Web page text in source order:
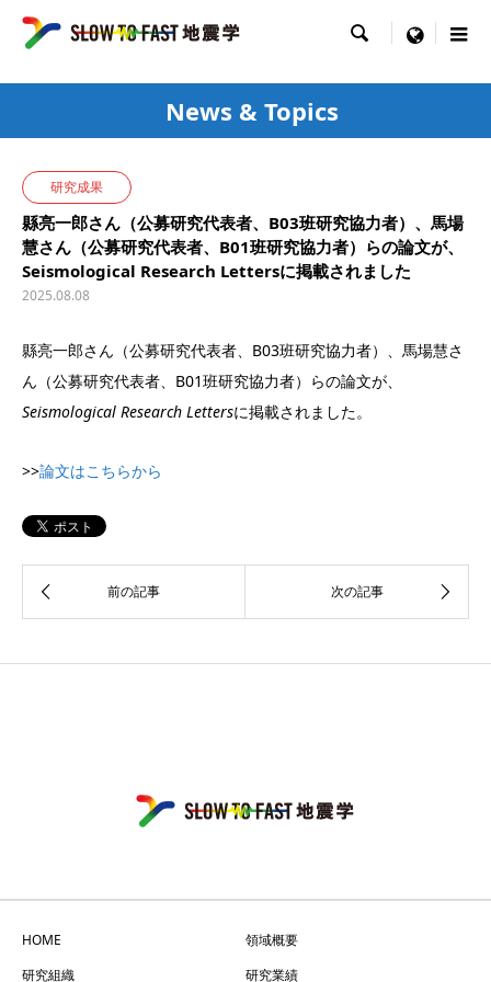
 menu
News & Topics
研究成果
縣亮一郎さん（公募研究代表者、B03班研究協力者）、馬場
慧さん（公募研究代表者、B01班研究協力者）らの論文が、
Seismological Research Lettersに掲載されました
2025.08.08
縣亮一郎さん（公募研究代表者、B03班研究協力者）、馬場慧さ
ん（公募研究代表者、B01班研究協力者）らの論文が、
Seismological Research Lettersに掲載されました。
>>論文はこちらから
HOME
領域概要
研究組織
研究業績